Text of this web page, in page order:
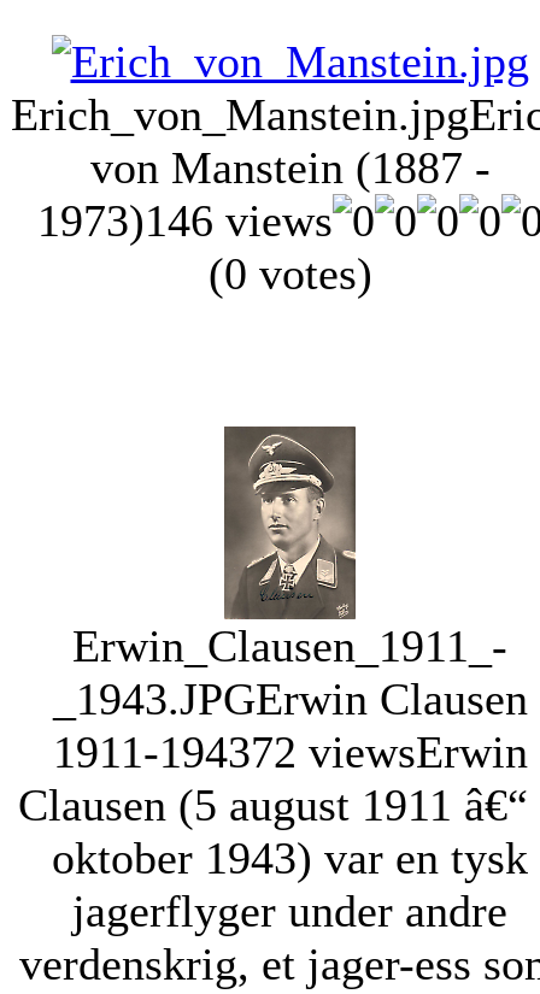
Erich_von_Manstein.jpg
von Manstein (1887 -
1973)146 views
(0 votes)
Erwin_Clausen_1911_-
_1943.JPGErwin Clausen
1911-194372 viewsErwin
Clausen (5 august 1911 â€“
oktober 1943) var en tysk
jagerflyger under andre
verdenskrig, et jager-ess